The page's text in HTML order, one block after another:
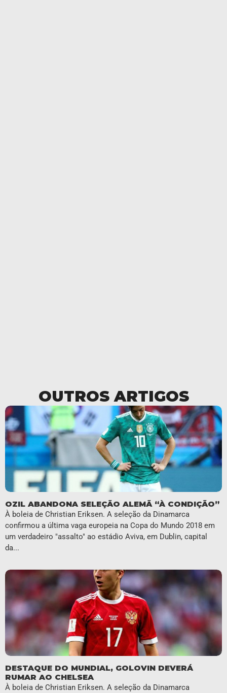
OUTROS ARTIGOS
OZIL ABANDONA SELEÇÃO ALEMÃ “À CONDIÇÃO”
À boleia de Christian Eriksen. A seleção da Dinamarca
confirmou a última vaga europeia na Copa do Mundo 2018 em
um verdadeiro "assalto" ao estádio Aviva, em Dublin, capital
da...
DESTAQUE DO MUNDIAL, GOLOVIN DEVERÁ
RUMAR AO CHELSEA
À boleia de Christian Eriksen. A seleção da Dinamarca